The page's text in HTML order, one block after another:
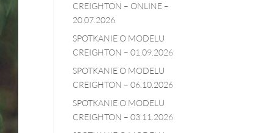
CREIGHTON – ONLINE –
20.07.2026
SPOTKANIE O MODELU
CREIGHTON – 01.09.2026
SPOTKANIE O MODELU
CREIGHTON – 06.10.2026
SPOTKANIE O MODELU
CREIGHTON – 03.11.2026